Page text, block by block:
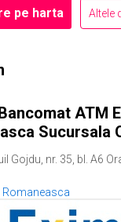
pe harta Altele
ATM
Sucursala
Gojdu, nr. 35, bl. A6
Romaneasca